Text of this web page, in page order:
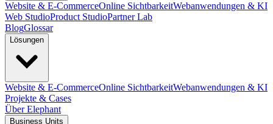
Website & E-CommerceOnline SichtbarkeitWebanwendungen & KI
Web StudioProduct StudioPartner Lab
BlogGlossar
Lösungen
Website & E-CommerceOnline SichtbarkeitWebanwendungen & KI
Projekte & Cases
Über Elephant
Business Units